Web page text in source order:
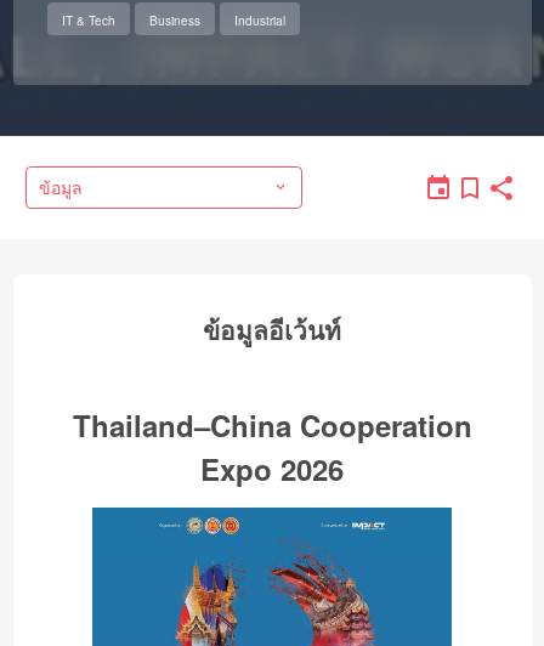
IT & Tech Business Industrial
ข้อมูล
ข้อมูลอีเว้นท์
Thailand–China Cooperation
Expo 2026